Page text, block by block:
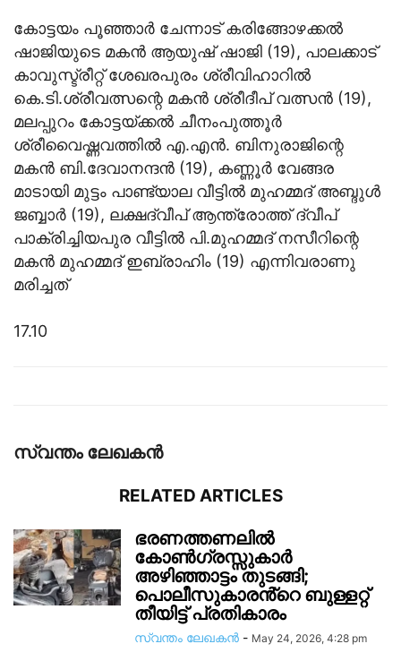
കോട്ടയം പൂഞ്ഞാർ ചേന്നാട് കരിങ്ങോഴക്കൽ
ഷാജിയുടെ മകൻ ആയുഷ് ഷാജി (19), പാലക്കാട്
കാവുസ്ട്രീറ്റ് ശേഖരപുരം ശ്രീവിഹാറിൽ
കെ.ടി.ശ്രീവത്സന്റെ മകൻ ശ്രീദീപ് വത്സൻ (19),
മലപ്പുറം കോട്ടയ്ക്കൽ ചീനംപുത്തൂർ
ശ്രീവൈഷ്ണവത്തിൽ എ.എൻ. ബിനുരാജിന്റെ
മകൻ ബി.ദേവാനന്ദൻ (19), കണ്ണൂർ വേങ്ങര
മാടായി മുട്ടം പാണ്ട്യാല വീട്ടിൽ മുഹമ്മദ് അബ്ദുൾ
ജബ്ബാർ (19), ലക്ഷദ്വീപ് ആന്ത്രോത്ത് ദ്വീപ്
പാക്രിച്ചിയപുര വീട്ടിൽ പി.മുഹമ്മദ് നസീറിന്റെ
മകൻ മുഹമ്മദ് ഇബ്രാഹിം (19) എന്നിവരാണു
മരിച്ചത്
17.10
സ്വന്തം ലേഖകന്‍
RELATED ARTICLES
ഭരണത്തണലിൽ
കോൺഗ്രസ്സുകാർ
അഴിഞ്ഞാട്ടം തുടങ്ങി;
പൊലീസുകാരൻ്റെ ബുള്ളറ്റ്
തീയിട്ട് പ്രതികാരം
സ്വന്തം ലേഖകന്‍ - May 24, 2026, 4:28 pm